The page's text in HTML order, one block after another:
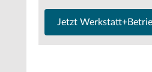
Jetzt